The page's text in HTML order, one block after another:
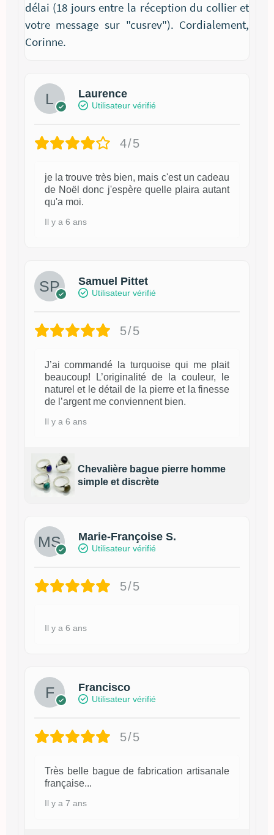
délai (18 jours entre la réception du collier et
votre message sur "cusrev"). Cordialement,
Corinne.
Laurence
Utilisateur vérifié
4/5
je la trouve très bien, mais c'est un cadeau
de Noël donc j'espère quelle plaira autant
qu'a moi.
Il y a 6 ans
Samuel Pittet
Utilisateur vérifié
5/5
J’ai commandé la turquoise qui me plait
beaucoup! L’originalité de la couleur, le
naturel et le détail de la pierre et la finesse
de l’argent me conviennent bien.
Il y a 6 ans
Chevalière bague pierre homme
simple et discrète
Marie-Françoise S.
Utilisateur vérifié
5/5
Il y a 6 ans
Francisco
Utilisateur vérifié
5/5
Très belle bague de fabrication artisanale
française...
Il y a 7 ans